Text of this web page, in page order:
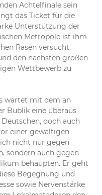
Achtelfinale sein
das Ticket für die
Unterstützung der
Metropole ist ihm
Rasen versucht,
den nächsten großen
Wettbewerb zu
wartet mit dem an
Bublik eine überaus
doch auch
einer gewaltigen
nicht nur gegen
sondern auch gegen
behaupten. Er geht
Begegnung und
sowie Nervenstärke